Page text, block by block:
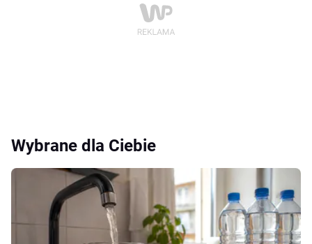
Wybrane dla Ciebie